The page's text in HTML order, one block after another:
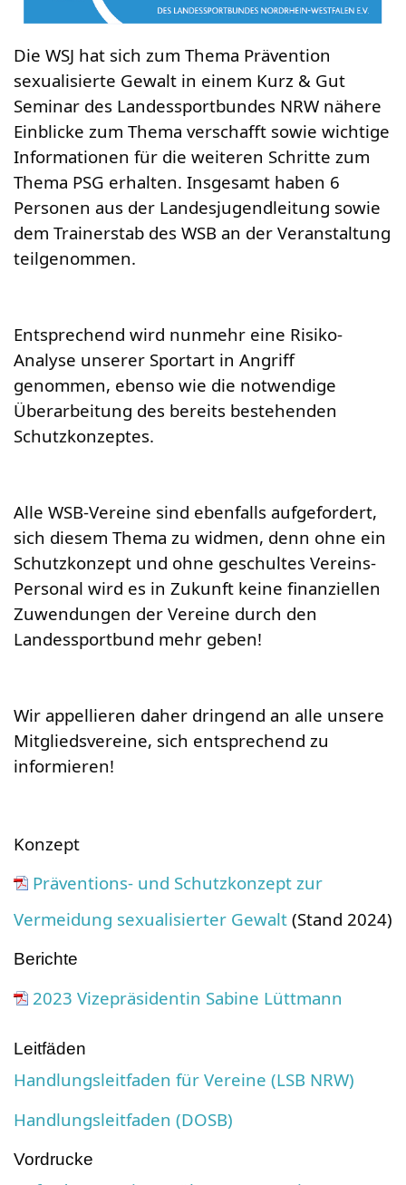
Die WSJ hat sich zum Thema Prävention
sexualisierte Gewalt in einem Kurz & Gut
Seminar des Landessportbundes NRW nähere
Einblicke zum Thema verschafft sowie wichtige
Informationen für die weiteren Schritte zum
Thema PSG erhalten. Insgesamt haben 6
Personen aus der Landesjugendleitung sowie
dem Trainerstab des WSB an der Veranstaltung
teilgenommen.
Entsprechend wird nunmehr eine Risiko-
Analyse unserer Sportart in Angriff
genommen, ebenso wie die notwendige
Überarbeitung des bereits bestehenden
Schutzkonzeptes.
Alle WSB-Vereine sind ebenfalls aufgefordert,
sich diesem Thema zu widmen, denn ohne ein
Schutzkonzept und ohne geschultes Vereins-
Personal wird es in Zukunft keine finanziellen
Zuwendungen der Vereine durch den
Landessportbund mehr geben!
Wir appellieren daher dringend an alle unsere
Mitgliedsvereine, sich entsprechend zu
informieren!
Konzept
Präventions- und Schutzkonzept zur
Vermeidung sexualisierter Gewalt (Stand 2024)
Berichte
2023 Vizepräsidentin Sabine Lüttmann
Leitfäden
Handlungsleitfaden für Vereine (LSB NRW)
Handlungsleitfaden (DOSB)
Vordrucke